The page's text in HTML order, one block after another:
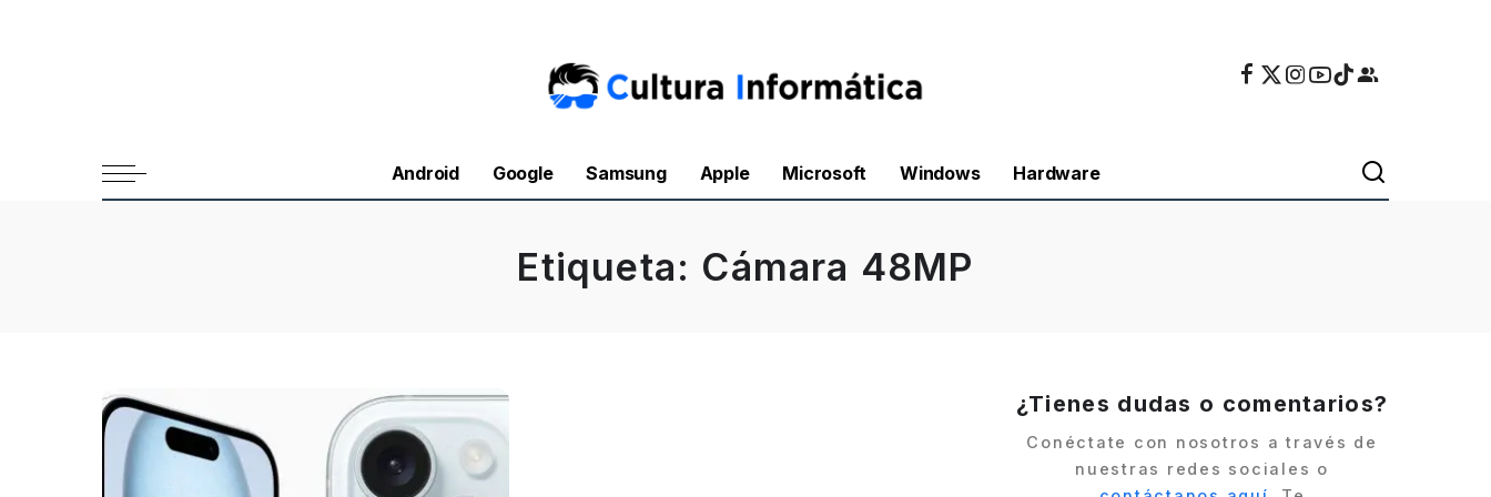
Android Google Samsung Apple Microsoft Windows Hardware
Etiqueta: Cámara 48MP
¿Tienes dudas o comentarios?
Conéctate con nosotros a través de
nuestras redes sociales o